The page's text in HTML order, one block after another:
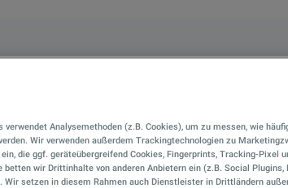
den
auf Ihre Fragen.
verwendet Analysemethoden (z.B. Cookies), um zu messen, wie
Wir verwenden außerdem Trackingtechnologien zu
die ggf. geräteübergreifend Cookies, Fingerprints, Tracking-Pixel
betten wir Drittinhalte von anderen Anbietern ein (z.B. Social Plugins,
setzen in diesem Rahmen auch Dienstleister in Drittländern